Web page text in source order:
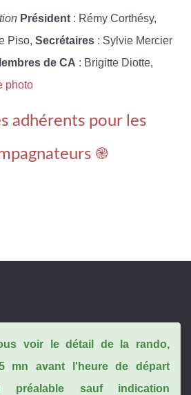
Président : Rémy Corthésy,
Piso, Secrétaires : Sylvie Mercier
de CA : Brigitte Diotte,
photo
adhérents pour les
֎
voir le détail de la rando,
mn avant l'heure de départ
préalable sauf indication